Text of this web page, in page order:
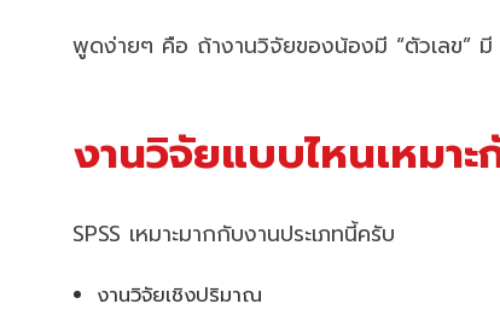
พูดง่ายๆ คือ ถ้างานวิจัยของน้องมี “ตัวเลข” มี
งานวิจัยแบบไหนเหมาะ
SPSS เหมาะมากกับงานประเภทนี้ครับ
งานวิจัยเชิงปริมาณ